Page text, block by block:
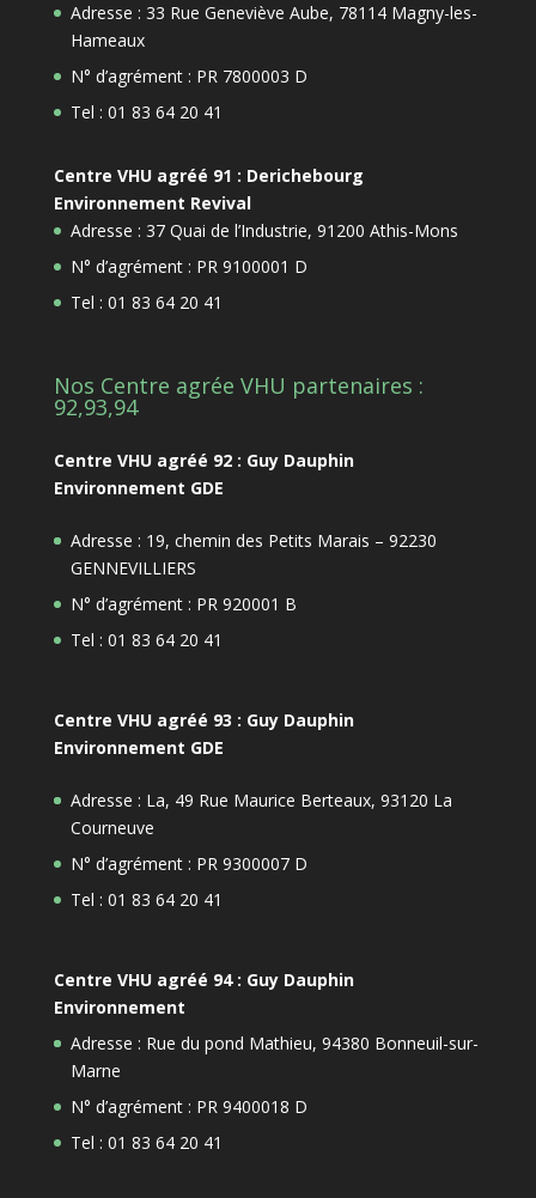
Adresse : 33 Rue Geneviève Aube, 78114 Magny-les-
Hameaux
N° d’agrément : PR 7800003 D
Tel : 01 83 64 20 41
Centre VHU agréé 91 : Derichebourg
Environnement Revival
Adresse : 37 Quai de l’Industrie, 91200 Athis-Mons
N° d’agrément : PR 9100001 D
Tel : 01 83 64 20 41
Nos Centre agrée VHU partenaires :
92,93,94
Centre VHU agréé 92 : Guy Dauphin
Environnement GDE
Adresse : 19, chemin des Petits Marais – 92230
GENNEVILLIERS
N° d’agrément : PR 920001 B
Tel : 01 83 64 20 41
Centre VHU agréé 93 : Guy Dauphin
Environnement GDE
Adresse : La, 49 Rue Maurice Berteaux, 93120 La
Courneuve
N° d’agrément : PR 9300007 D
Tel : 01 83 64 20 41
Centre VHU agréé 94 : Guy Dauphin
Environnement
Adresse : Rue du pond Mathieu, 94380 Bonneuil-sur-
Marne
N° d’agrément : PR 9400018 D
Tel : 01 83 64 20 41